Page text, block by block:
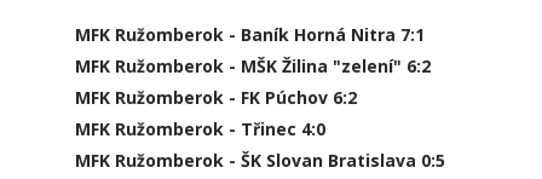
MFK Ružomberok - Baník Horná Nitra 7:1
MFK Ružomberok - MŠK Žilina "zelení" 6:2
MFK Ružomberok - FK Púchov 6:2
MFK Ružomberok - Třinec 4:0
MFK Ružomberok - ŠK Slovan Bratislava 0:5